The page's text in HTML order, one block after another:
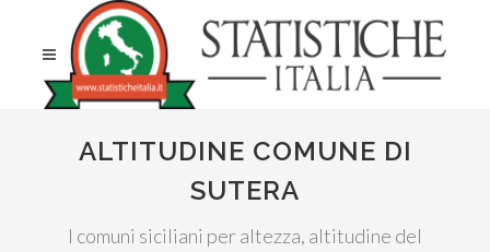
ALTITUDINE COMUNE DI
SUTERA
I comuni siciliani per altezza, altitudine del